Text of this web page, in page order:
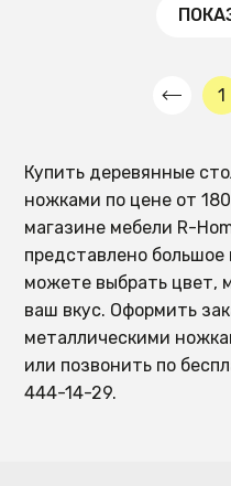
1
Купить деревянные
ножками по цене от
магазине мебели R-
представлено
можете выбрать цвет,
ваш вкус. Оформить
металлическими
или позвонить по
444-14-29.